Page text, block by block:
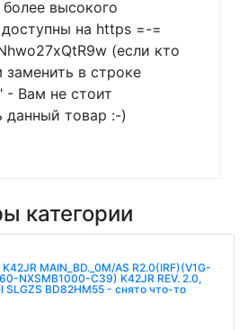
высокого
на https =-=
(если кто
заменить в строке
- Вам не стоит
данный товар :-)
категории
MAIN_BD._0M/AS R2.0(IRF)(V1G-
NXSMB1000-C39) K42JR REV. 2.0,
SLGZS BD82HM55 - снято что-то